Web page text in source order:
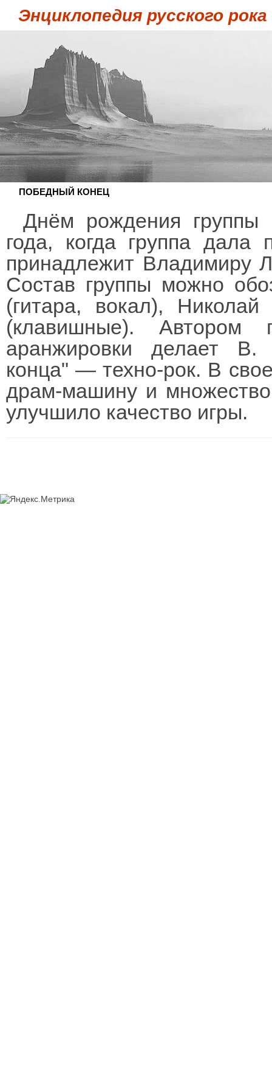
Энциклопедия русского рока
ПОБЕДНЫЙ КОНЕЦ
Днём рождения группы
года, когда группа дала
принадлежит Владимиру
Состав группы можно
(гитара, вокал),
(клавишные). Автором
аранжировки делает В.
конца" — техно-рок. В
драм-машину и
улучшило качество игры.